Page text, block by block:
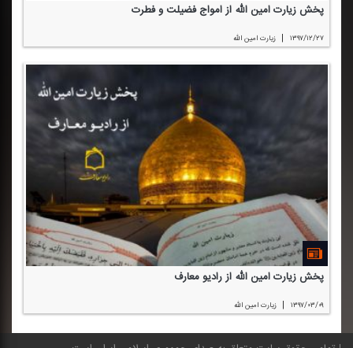
پخش زیارت امین الله از امواج فضیلت و فطرت
۱۳۹۷/۱۲/۲۷ | زیارت امین الله
پخش زیارت امین الله از رادیو معارف
۱۳۹۷/۰۳/۰۹ | زیارت امین الله